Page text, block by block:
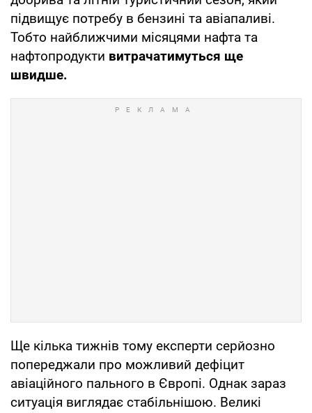
підвищує потребу в бензині та авіапаливі.
Тобто найближчими місяцями нафта та
нафтопродукти витрачатимуться ще
швидше.
Ще кілька тижнів тому експерти серйозно
попереджали про можливий дефіцит
авіаційного пального в Європі. Однак зараз
ситуація виглядає стабільнішою. Великі